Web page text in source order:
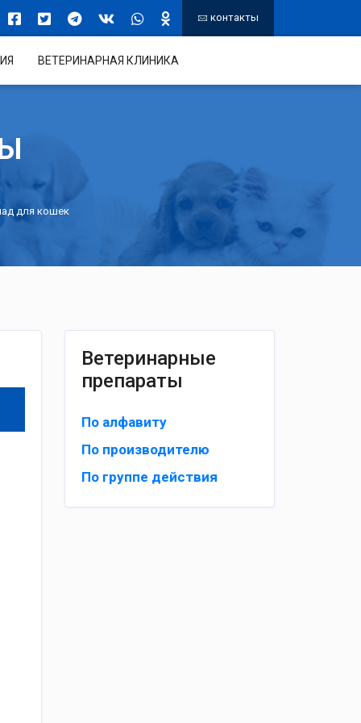
контакты
ВЕТЕРИНАРНАЯ КЛИНИКА
для кошек
Ветеринарные
препараты
По алфавиту
По производителю
По группе действия